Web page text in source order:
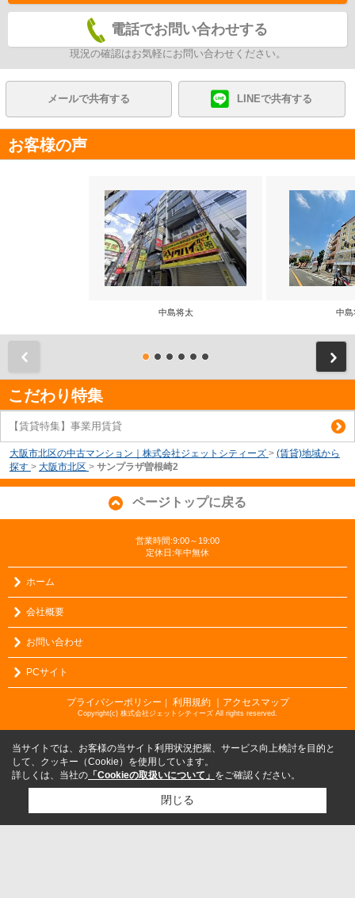
電話でお問い合わせする
現況の確認はお気軽にお問い合わせください。
メールで共有する LINEで共有する
お客様の声
中島将太 中島
こだわり特集
【賃貸特集】事業用賃貸
大阪市北区の中古マンション｜株式会社ジェットシティーズ > (賃貸)地域から
探す > 大阪市北区 > サンプラザ曽根崎2
ページトップに戻る
営業時間:9:00～19:00
定休日:年中無休
ホーム
会社概要
お問い合わせ
PCサイト
プライバシーポリシー 利用規約 ｜アクセスマップ
Copyright(c) 株式会社ジェットシティーズ All rights reserved.
当サイトでは、お客様の当サイト利用状況把握、サービス向上検討を目的と
して、クッキー（Cookie）を使用しています。
詳しくは、当社の 「Cookieの取扱いについて」 をご確認ください。
閉じる